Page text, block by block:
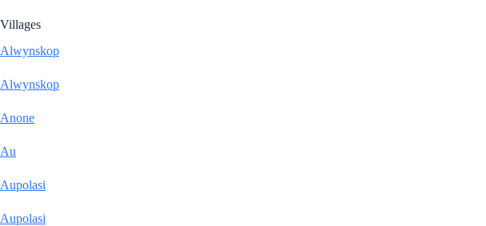
Villages
Alwynskop
Alwynskop
Anone
Au
Aupolasi
Aupolasi